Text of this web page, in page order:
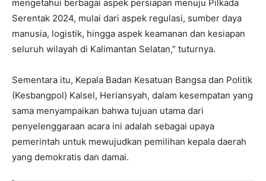
mengetahui berbagai aspek persiapan menuju Pilkada
Serentak 2024, mulai dari aspek regulasi, sumber daya
manusia, logistik, hingga aspek keamanan dan kesiapan
seluruh wilayah di Kalimantan Selatan,” tuturnya.
Sementara itu, Kepala Badan Kesatuan Bangsa dan Politik
(Kesbangpol) Kalsel, Heriansyah, dalam kesempatan yang
sama menyampaikan bahwa tujuan utama dari
penyelenggaraan acara ini adalah sebagai upaya
pemerintah untuk mewujudkan pemilihan kepala daerah
yang demokratis dan damai.